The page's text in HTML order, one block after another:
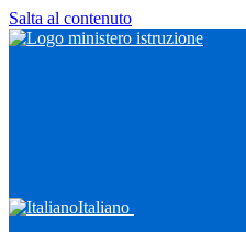
Salta al contenuto
Italiano